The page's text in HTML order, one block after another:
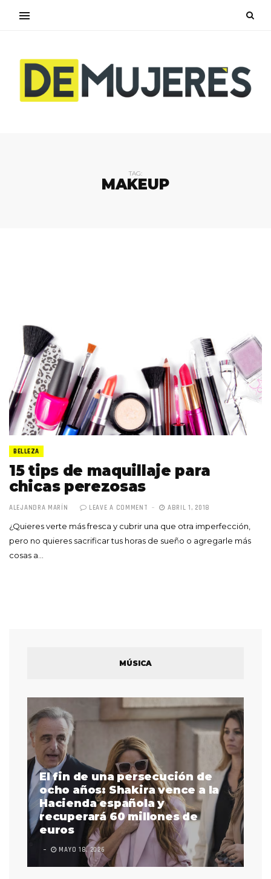
TAG:
MAKEUP
BELLEZA
15 tips de maquillaje para
chicas perezosas
ALEJANDRA MARÍN LEAVE A COMMENT ABRIL 1, 2018
¿Quieres verte más fresca y cubrir una que otra imperfección,
pero no quieres sacrificar tus horas de sueño o agregarle más
cosas a…
MÚSICA
El fin de una persecución de
ocho años: Shakira vence a la
Hacienda española y
recuperará 60 millones de
euros
MAYO 18, 2026